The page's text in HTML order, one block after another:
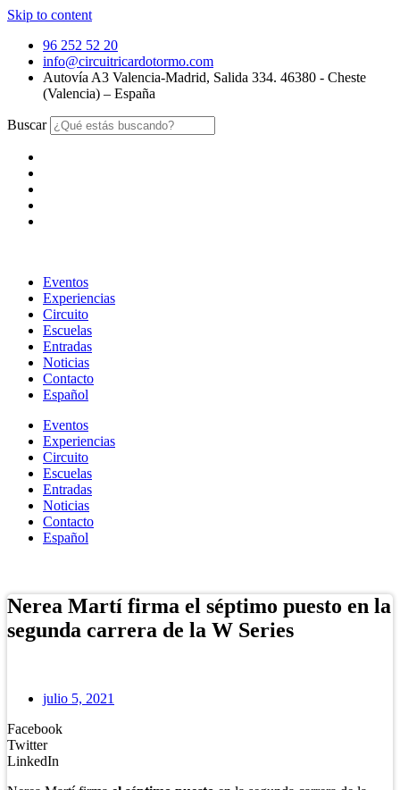
Skip to content
96 252 52 20
info@circuitricardotormo.com
Autovía A3 Valencia-Madrid, Salida 334. 46380 - Cheste
(Valencia) – España
Buscar
Eventos
Experiencias
Circuito
Escuelas
Entradas
Noticias
Contacto
Español
Eventos
Experiencias
Circuito
Escuelas
Entradas
Noticias
Contacto
Español
Nerea Martí firma el séptimo puesto en la
segunda carrera de la W Series
julio 5, 2021
Facebook
Twitter
LinkedIn